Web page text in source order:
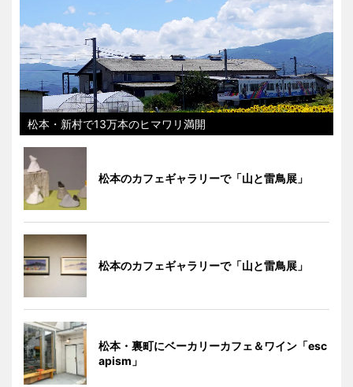
松本・新村で13万本のヒマワリ満開
松本のカフェギャラリーで「山と雷鳥展」
松本のカフェギャラリーで「山と雷鳥展」
松本・裏町にベーカリーカフェ＆ワイン「esc
apism」